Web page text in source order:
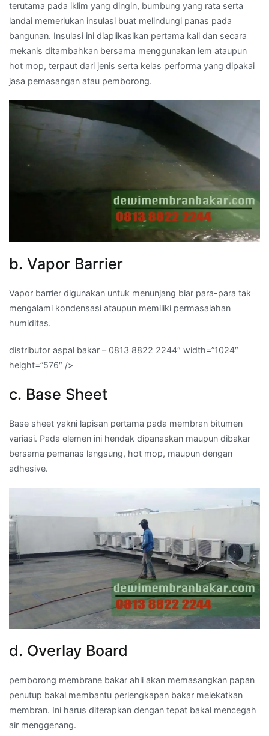
terutama pada iklim yang dingin, bumbung yang rata serta
landai memerlukan insulasi buat melindungi panas pada
bangunan. Insulasi ini diaplikasikan pertama kali dan secara
mekanis ditambahkan bersama menggunakan lem ataupun
hot mop, terpaut dari jenis serta kelas performa yang dipakai
jasa pemasangan atau pemborong.
b. Vapor Barrier
Vapor barrier digunakan untuk menunjang biar para-para tak
mengalami kondensasi ataupun memiliki permasalahan
humiditas.
distributor aspal bakar – 0813 8822 2244″ width=”1024″
height=”576″ />
c. Base Sheet
Base sheet yakni lapisan pertama pada membran bitumen
variasi. Pada elemen ini hendak dipanaskan maupun dibakar
bersama pemanas langsung, hot mop, maupun dengan
adhesive.
d. Overlay Board
pemborong membrane bakar ahli akan memasangkan papan
penutup bakal membantu perlengkapan bakar melekatkan
membran. Ini harus diterapkan dengan tepat bakal mencegah
air menggenang.